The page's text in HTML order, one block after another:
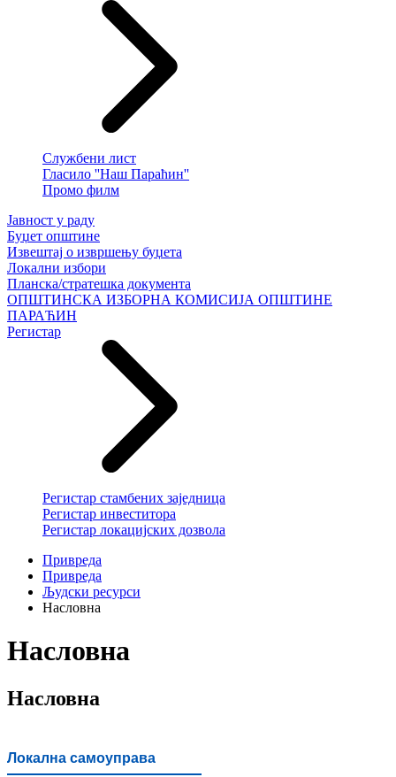
Службени лист
Гласило ''Наш Параћин''
Промо филм
Јавност у раду
Буџет општине
Извештај о извршењу буџета
Локални избори
Планска/стратешка документа
ОПШТИНСКА ИЗБОРНА КОМИСИЈА ОПШТИНЕ
ПАРАЋИН
Регистар
Регистар стамбених заједница
Регистар инвеститора
Регистар локацијских дозвола
Привреда
Привреда
Људски ресурси
Насловна
Насловна
Насловна
Локална самоуправа